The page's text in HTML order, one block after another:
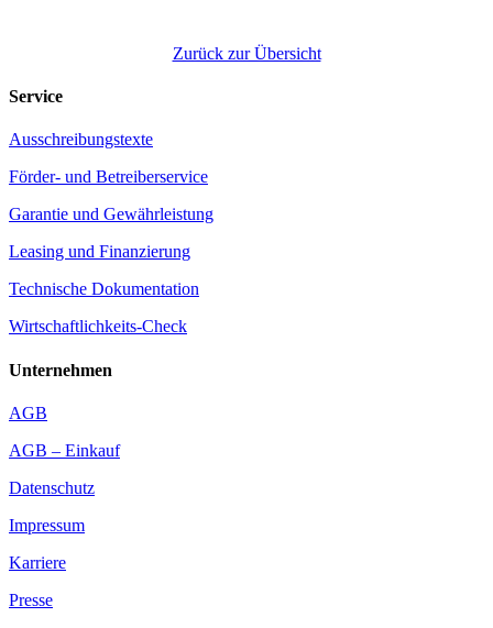
Zurück zur Übersicht
Service
Ausschreibungstexte
Förder- und Betreiberservice
Garantie und Gewährleistung
Leasing und Finanzierung
Technische Dokumentation
Wirtschaftlichkeits-Check
Unternehmen
AGB
AGB – Einkauf
Datenschutz
Impressum
Karriere
Presse